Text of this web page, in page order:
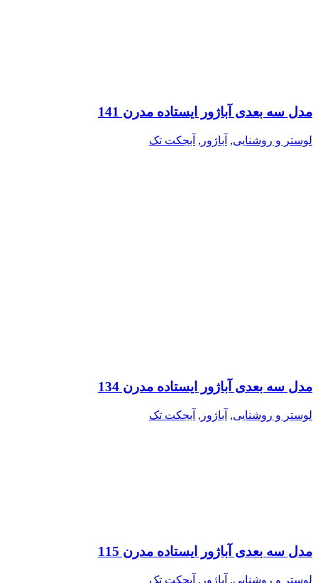
مدل سه بعدی آباژور ایستاده مدرن 141
لوستر و روشنایی, آباژور , آبجکت تک
مدل سه بعدی آباژور ایستاده مدرن 134
لوستر و روشنایی, آباژور , آبجکت تک
مدل سه بعدی آباژور ایستاده مدرن 115
لوستر و روشنایی, آباژور , آبجکت تک